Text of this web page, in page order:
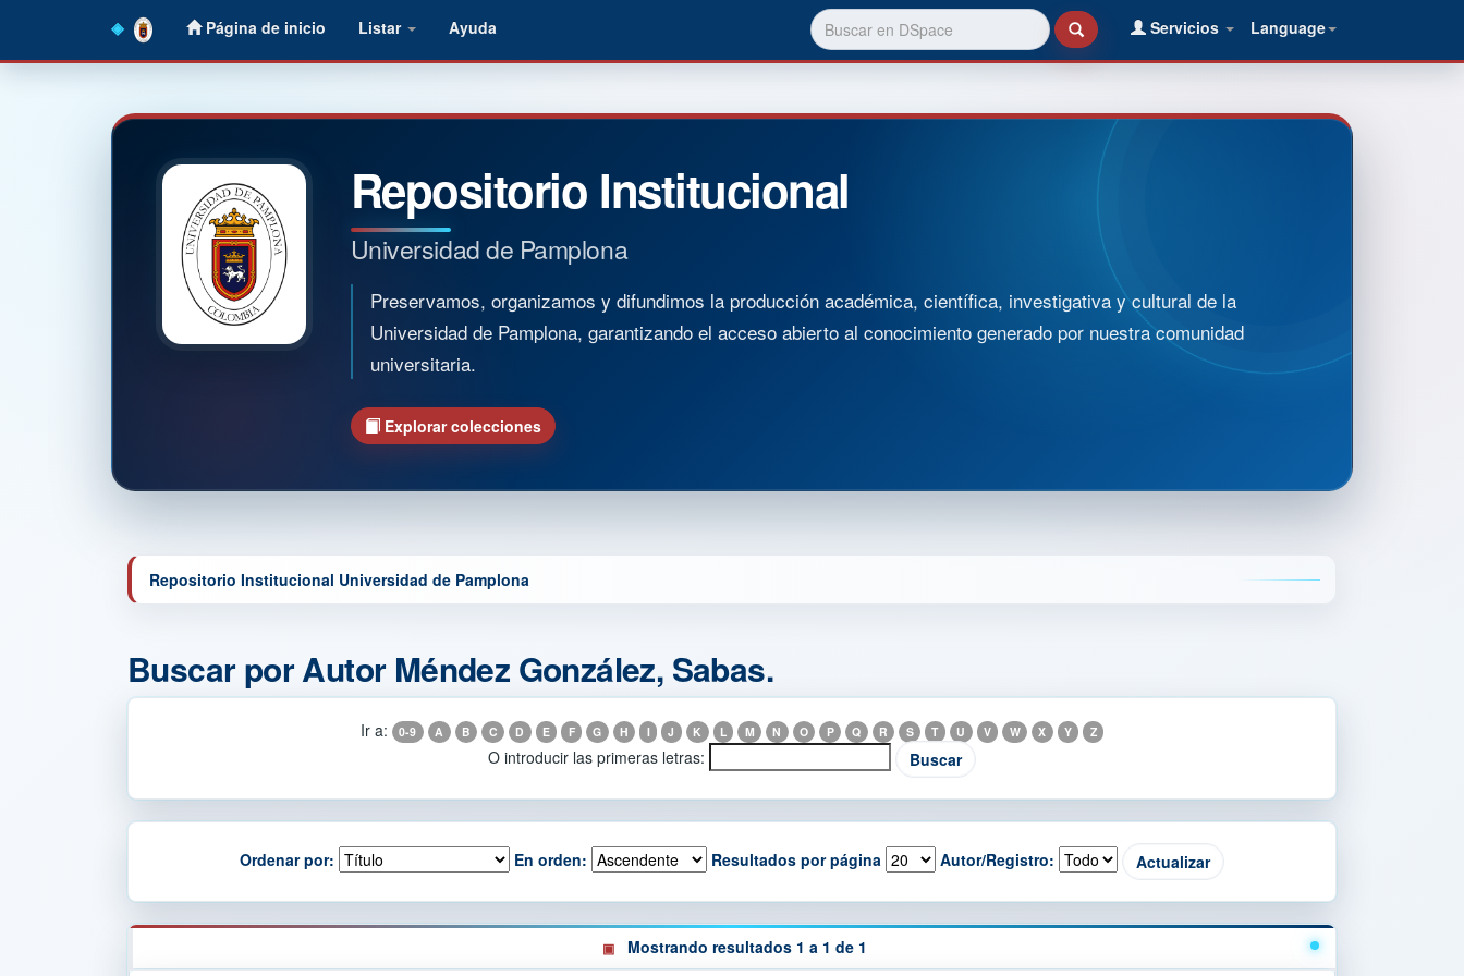
Página de inicio Listar Ayuda Language
Servicios
Repositorio Institucional
Universidad de Pamplona
Preservamos, organizamos y difundimos la producción académica, científica, investigativa y cultural de la
Universidad de Pamplona, garantizando el acceso abierto al conocimiento generado por nuestra comunidad
universitaria.
Explorar colecciones
Repositorio Institucional Universidad de Pamplona
Buscar por Autor Méndez González, Sabas.
Ir a: 0-9 A B C D E F G H I J K L M N O P Q R S T U V W X Y Z
O introducir las primeras letras:
Ordenar por: En orden: Resultados por página Autor/Registro:
Mostrando resultados 1 a 1 de 1